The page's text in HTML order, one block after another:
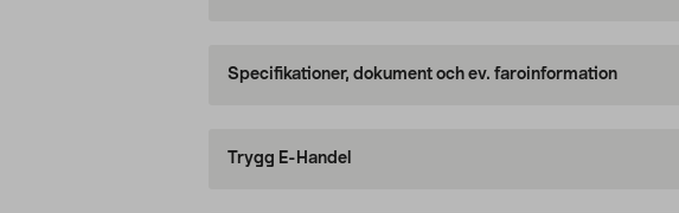
Specifikationer, dokument och ev. faroinformation
Trygg E-Handel